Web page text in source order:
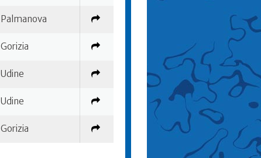
Palmanova
Gorizia
Udine
Udine
Gorizia